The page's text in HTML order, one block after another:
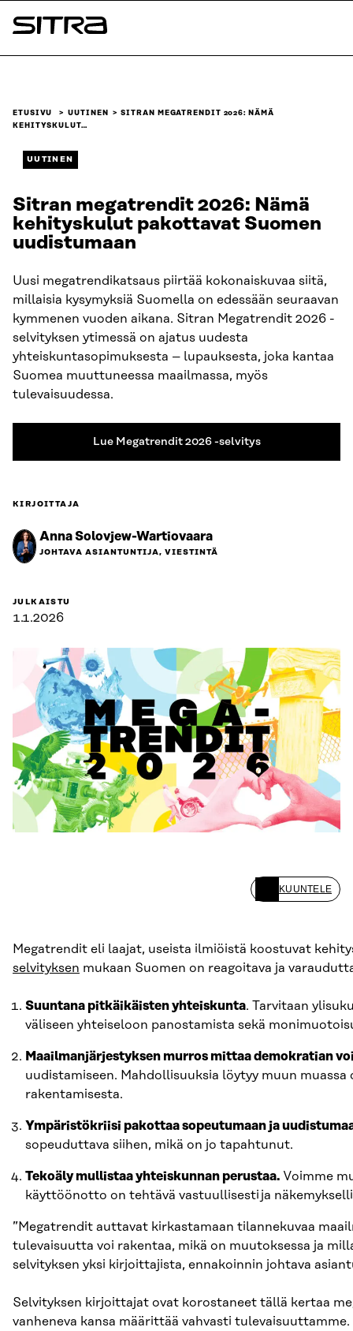
Siirry
suoraan
Sitra
ETUSIVU UUTINEN
SITRAN MEGATRENDIT 2026: NÄMÄ
KEHITYSKULUT…
UUTINEN
Sitran megatrendit 2026: Nämä
kehityskulut pakottavat Suomen
uudistumaan
Uusi megatrendikatsaus piirtää kokonaiskuvaa siitä,
millaisia kysymyksiä Suomella on edessään seuraavan
kymmenen vuoden aikana. Sitran Megatrendit 2026 -
selvityksen ytimessä on ajatus uudesta
yhteiskuntasopimuksesta – lupauksesta, joka kantaa
Suomea muuttuneessa maailmassa, myös
tulevaisuudessa.
Lue Megatrendit 2026 -selvitys
KIRJOITTAJA
Anna Solovjew-Wartiovaara
JOHTAVA ASIANTUNTIJA, VIESTINTÄ
JULKAISTU
1.1.2026
KUUNTELE
Megatrendit eli laajat, useista ilmiöistä koostuvat
selvityksen mukaan Suomen on reagoitava ja
Suuntana pitkäikäisten yhteiskunta. Tarvitaan
väliseen yhteiseloon panostamista sekä
Maailmanjärjestyksen murros mittaa demokratian
uudistamiseen. Mahdollisuuksia löytyy muun
rakentamisesta.
Ympäristökriisi pakottaa sopeutumaan ja
sopeuduttava siihen, mikä on jo tapahtunut.
Tekoäly mullistaa yhteiskunnan perustaa. Voimme
käyttöönotto on tehtävä vastuullisesti ja
”Megatrendit auttavat kirkastamaan tilannekuvaa
tulevaisuutta voi rakentaa, mikä on muutoksessa ja
selvityksen yksi kirjoittajista, ennakoinnin johtava
Selvityksen kirjoittajat ovat korostaneet tällä kertaa
vanheneva kansa määrittää vahvasti